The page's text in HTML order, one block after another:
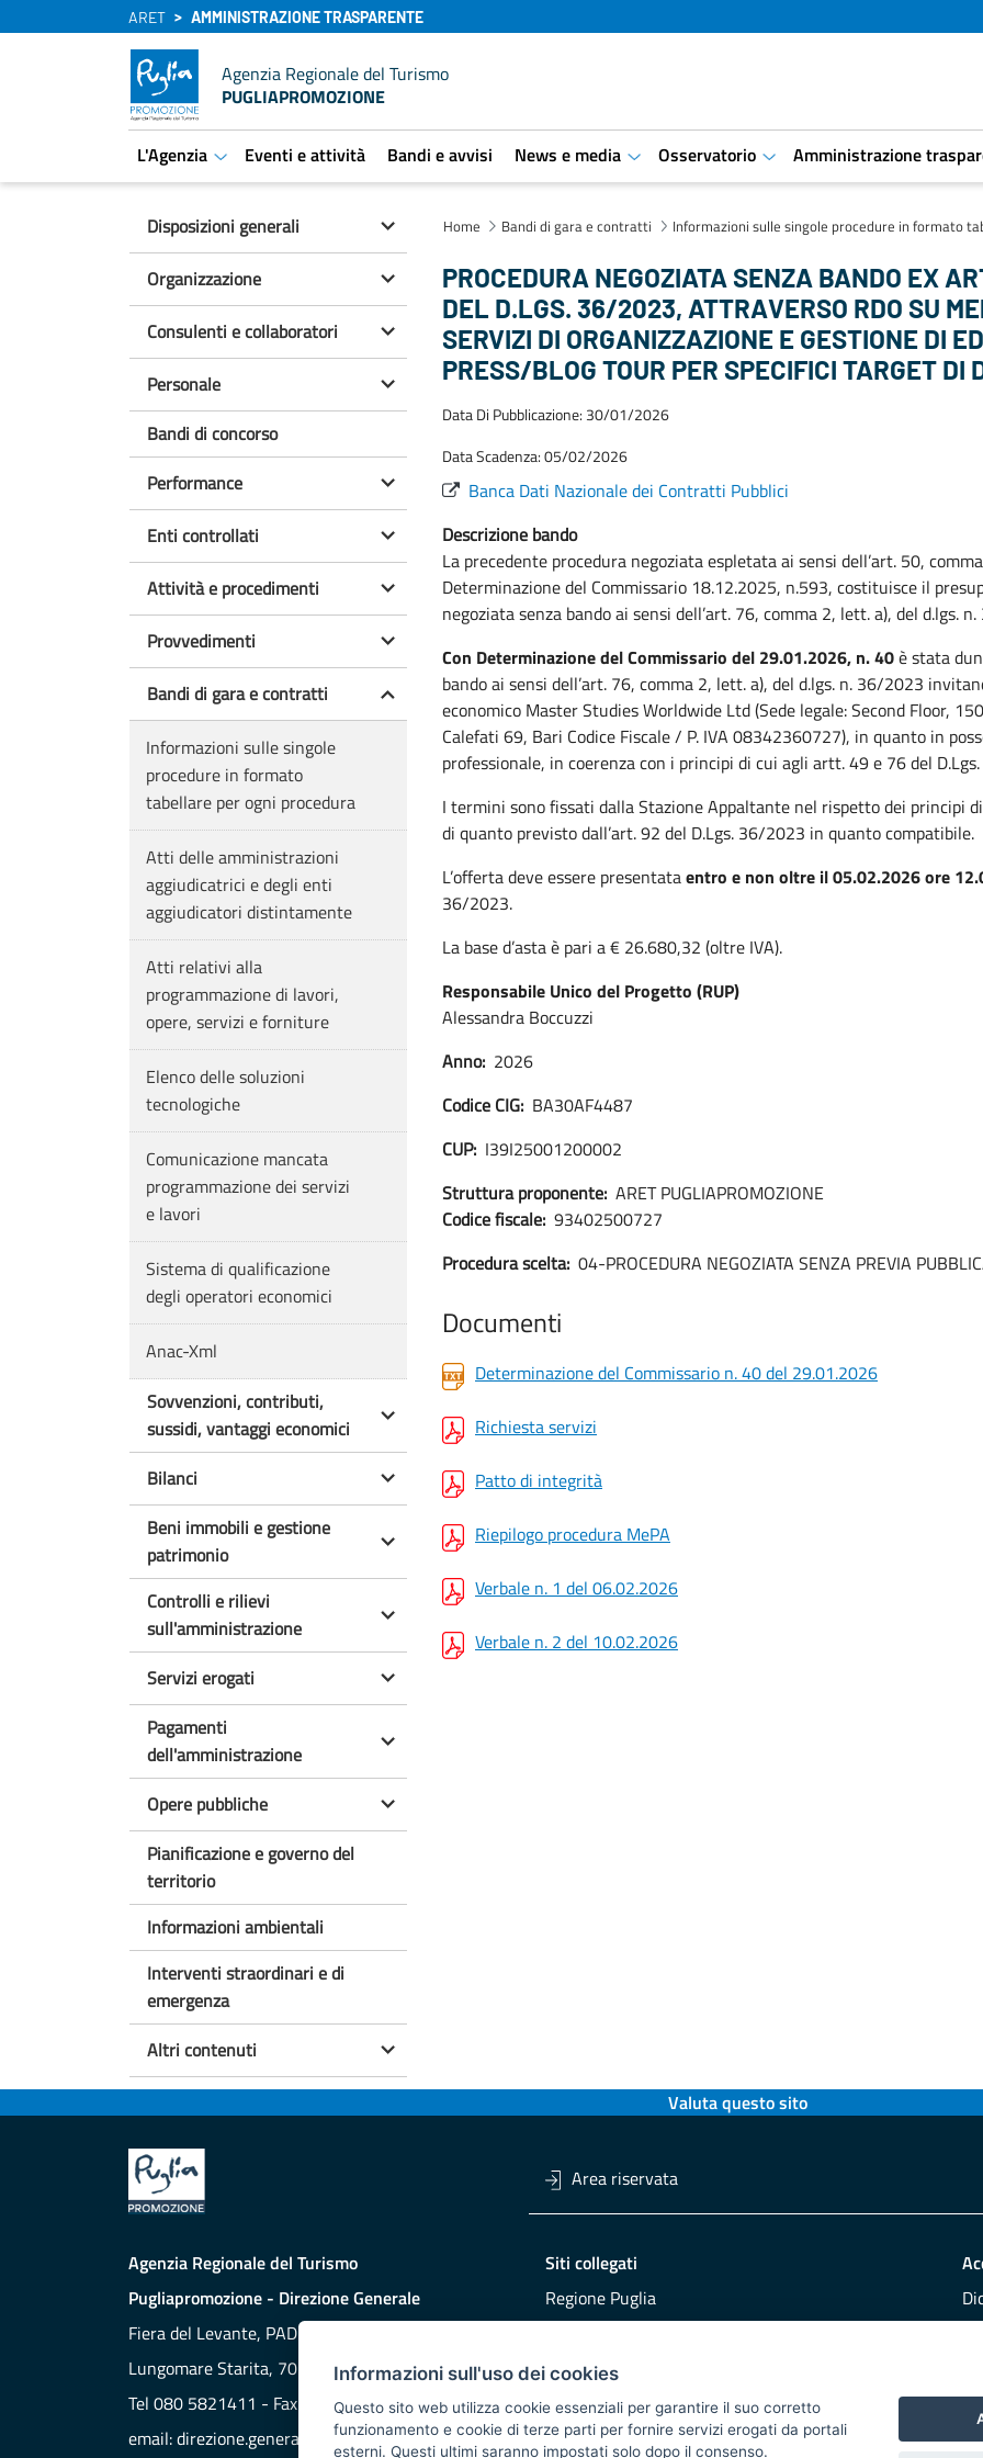
Informazioni sull'uso dei cookies
Questo sito web utilizza cookie essenziali per garantire il suo corretto
funzionamento e cookie di terze parti per fornire servizi erogati da portali
esterni. Questi ultimi saranno impostati solo dopo il consenso.
ARET AMMINISTRAZIONE TRASPARENTE
Agenzia Regionale del Turismo
PUGLIAPROMOZIONE
L'Agenzia
aret.open.submenu
Eventi e attività Bandi e avvisi News e media
aret.open.submenu
Osservatorio
aret.open.submenu
Amministrazione
Disposizioni generali
Organizzazione
Consulenti e collaboratori
Personale
Bandi di concorso
Performance
Enti controllati
Attività e procedimenti
Provvedimenti
Bandi di gara e contratti
Informazioni sulle singole
procedure in formato
tabellare per ogni procedura
Atti delle amministrazioni
aggiudicatrici e degli enti
aggiudicatori distintamente
Atti relativi alla
programmazione di lavori,
opere, servizi e forniture
Elenco delle soluzioni
tecnologiche
Comunicazione mancata
programmazione dei servizi
e lavori
Sistema di qualificazione
degli operatori economici
Anac-Xml
Sovvenzioni, contributi,
sussidi, vantaggi economici
Bilanci
Beni immobili e gestione
patrimonio
Controlli e rilievi
sull'amministrazione
Servizi erogati
Pagamenti
dell'amministrazione
Opere pubbliche
Pianificazione e governo del
territorio
Informazioni ambientali
Interventi straordinari e di
emergenza
Altri contenuti
Home Bandi di gara e contratti Informazioni sulle singole procedure in formato
PROCEDURA NEGOZIATA SENZA BANDO EX
DEL D.LGS. 36/2023, ATTRAVERSO RDO SU
SERVIZI DI ORGANIZZAZIONE E GESTIONE DI
PRESS/BLOG TOUR PER SPECIFICI TARGET DI
Data Di Pubblicazione: 30/01/2026
Data Scadenza: 05/02/2026
Banca Dati Nazionale dei Contratti Pubblici
Descrizione bando
La precedente procedura negoziata espletata ai sensi dell’art. 50,
Determinazione del Commissario 18.12.2025, n.593, costituisce il
negoziata senza bando ai sensi dell’art. 76, comma 2, lett. a), del d.lgs.
Con Determinazione del Commissario del 29.01.2026, n. 40è stata
bando ai sensi dell’art. 76, comma 2, lett. a), del d.lgs. n. 36/2023
economico Master Studies Worldwide Ltd (Sede legale: Second Floor,
Calefati 69, Bari Codice Fiscale / P. IVA 08342360727), in quanto in
professionale, in coerenza con i principi di cui agli artt. 49 e 76 del
I termini sono fissati dalla Stazione Appaltante nel rispetto dei principi
di quanto previsto dall’art. 92 del D.Lgs. 36/2023 in quanto compatibile.
L’offerta deve essere presentataentro e non oltre il 05.02.2026 ore
36/2023.
La base d’asta è pari a € 26.680,32 (oltre IVA).
Responsabile Unico del Progetto (RUP)
Alessandra Boccuzzi
Anno: 2026
Codice CIG: BA30AF4487
CUP: I39I25001200002
Struttura proponente: ARET PUGLIAPROMOZIONE
Codice fiscale: 93402500727
Procedura scelta: 04-PROCEDURA NEGOZIATA SENZA PREVIA
Documenti
Determinazione del Commissario n. 40 del 29.01.2026
Richiesta servizi
Patto di integrità
Riepilogo procedura MePA
Verbale n. 1 del 06.02.2026
Verbale n. 2 del 10.02.2026
Valuta questo sito
Area riservata
Agenzia Regionale del Turismo
Pugliapromozione - Direzione Generale
Fiera del Levante, PAD. 172
Lungomare Starita, 70132 BARI
Tel 080 5821411 - Fax 080 5821429
email:direzione.generale@aret.regione.puglia.it
Siti collegati
Regione Puglia
DMS Puglia
Buy Puglia